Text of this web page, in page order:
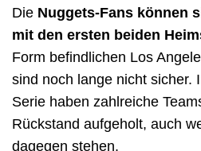
Die Nuggets-Fans können
mit den ersten beiden
Form befindlichen Los
sind noch lange nicht sicher.
Serie haben zahlreiche
Rückstand aufgeholt, auch
dagegen stehen.